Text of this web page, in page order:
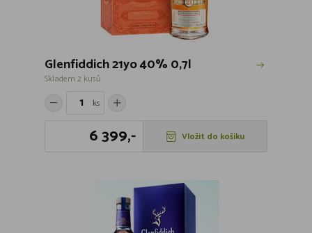
Glenfiddich 21yo 40% 0,7l
Skladem 2 kusů
ks
6 399,- Vložit do košíku